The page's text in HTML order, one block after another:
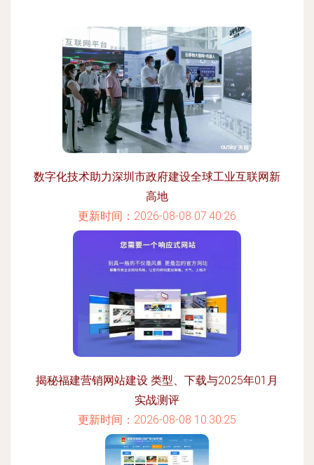
数字化技术助力深圳市政府建设全球工业互联网新
高地
更新时间：2026-08-08 07:40:26
揭秘福建营销网站建设 类型、下载与2025年01月
实战测评
更新时间：2026-08-08 10:30:25